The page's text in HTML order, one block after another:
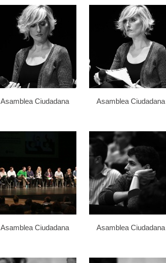
Asamblea Ciudadana Asamblea Ciudadana
Asamblea Ciudadana Asamblea Ciudadana